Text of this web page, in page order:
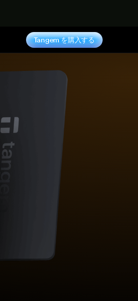
Tangem を購入する